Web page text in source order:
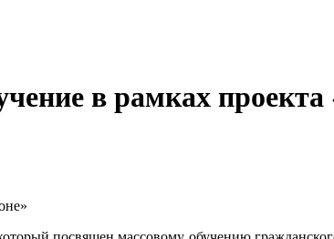
в рамках проекта